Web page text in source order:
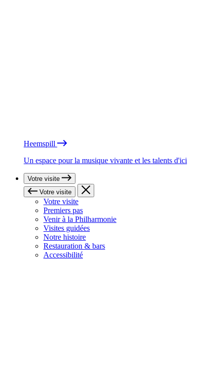
Heemspill
Un espace pour la musique vivante et les talents d'ici
Votre visite
Votre visite
Votre visite
Premiers pas
Venir à la Philharmonie
Visites guidées
Notre histoire
Restauration & bars
Accessibilité